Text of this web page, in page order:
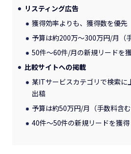
リスティング広告
獲得効率よりも、獲得数を優先
予算は約200万〜300万円/月（
50件〜60件/月の新規リードを
比較サイトへの掲載
某ITサービスカテゴリで検索に
出稿
予算は約50万円/月（手数料含む
40件〜50件の新規リードを獲得